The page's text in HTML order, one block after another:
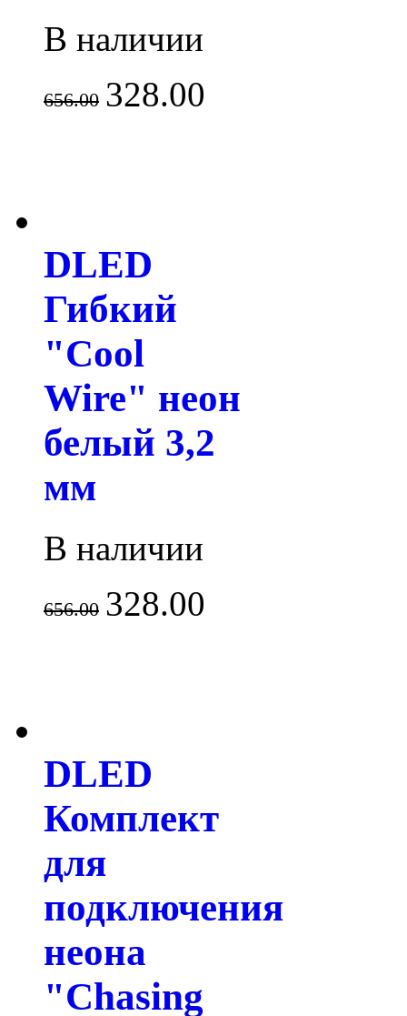
В наличии
656.00 328.00
DLED
Гибкий
"Cool
Wire" неон
белый 3,2
мм
В наличии
656.00 328.00
DLED
Комплект
для
подключения
неона
"Chasing